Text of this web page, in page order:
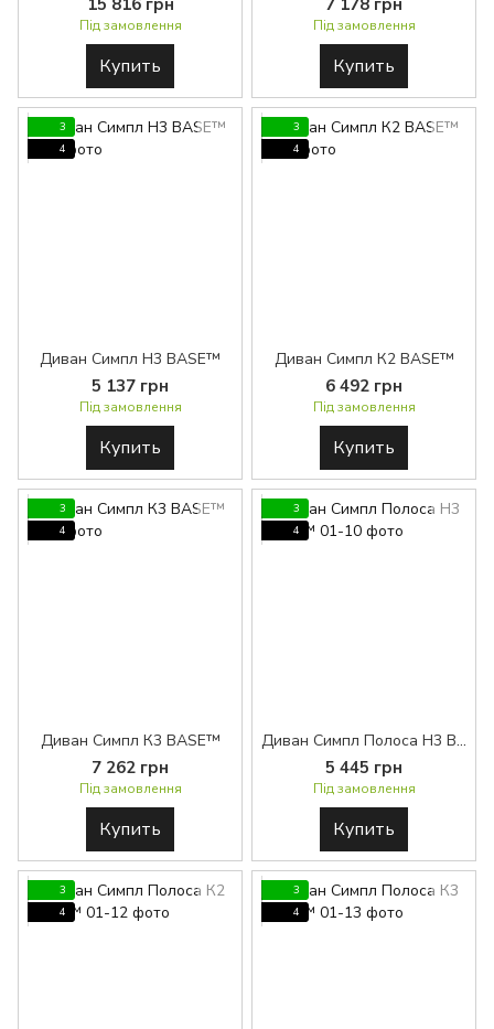
15 816 грн
Під замовлення
Купить
7 178 грн
Під замовлення
Купить
3
4
Диван Симпл H3 BASE™
5 137 грн
Під замовлення
Купить
3
4
Диван Симпл К2 BASE™
6 492 грн
Під замовлення
Купить
3
4
Диван Симпл К3 BASE™
7 262 грн
Під замовлення
Купить
3
4
Диван Симпл Полоса H3 BASE™
5 445 грн
Під замовлення
Купить
3
4
3
4